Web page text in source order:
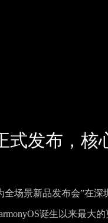
式发布，核
全场景新品发布会”在
诞生以来最